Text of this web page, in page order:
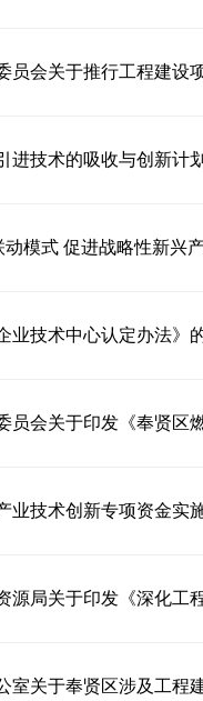
员会关于推行工程建设
进技术的吸收与创新计
动模式 促进战略性新兴
业技术中心认定办法》
员会关于印发《奉贤区
业技术创新专项资金实
源局关于印发《深化工
室关于奉贤区涉及工程